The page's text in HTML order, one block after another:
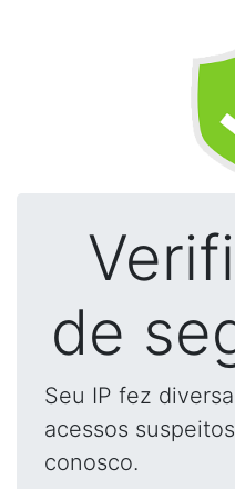
de
Seu IP fez
acessos
conosco.